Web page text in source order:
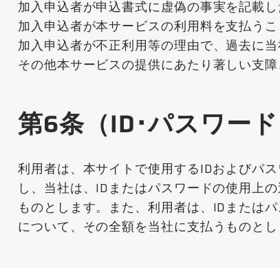
加入申込者が申込書式に虚偽の事実を記載
加入申込者が本サービスの利用料を支払う
加入申込者が不正利用等の理由で、過去に
その他本サービスの提供にあたり著しい支
第6条（ID･パスワード
利用者は、本サイトで使用するIDおよびパ
し、当社は、IDまたはパスワードの使用上
ものとします。また、利用者は、IDまたは
について、その全額を当社に支払うものとし